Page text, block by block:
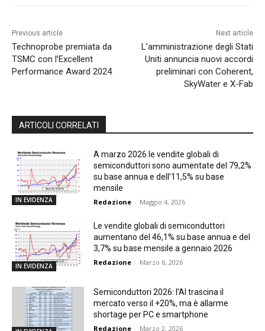
Previous article
Technoprobe premiata da
TSMC con l’Excellent
Performance Award 2024
Next article
L’amministrazione degli Stati
Uniti annuncia nuovi accordi
preliminari con Coherent,
SkyWater e X-Fab
ARTICOLI CORRELATI
IN EVIDENZA
A marzo 2026 le vendite globali di
semiconduttori sono aumentate del 79,2%
su base annua e dell’11,5% su base
mensile
Redazione - Maggio 4, 2026
IN EVIDENZA
Le vendite globali di semiconduttori
aumentano del 46,1% su base annua e del
3,7% su base mensile a gennaio 2026
Redazione - Marzo 6, 2026
Semiconduttori 2026: l’AI trascina il
mercato verso il +20%, ma è allarme
shortage per PC e smartphone
Redazione - Marzo 2, 2026